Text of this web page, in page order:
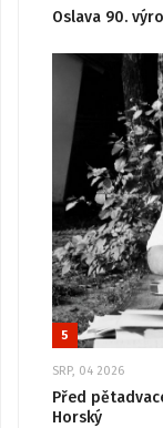
Oslava 90.
5
SRP, 04 2026
Před
Horský